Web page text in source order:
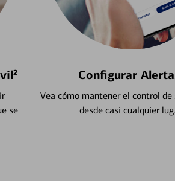
se
Configurar
Vea cómo mantener el control de
desde casi cualquier